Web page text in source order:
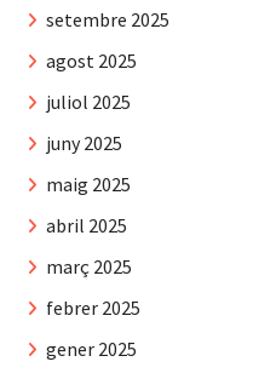
setembre 2025
agost 2025
juliol 2025
juny 2025
maig 2025
abril 2025
març 2025
febrer 2025
gener 2025